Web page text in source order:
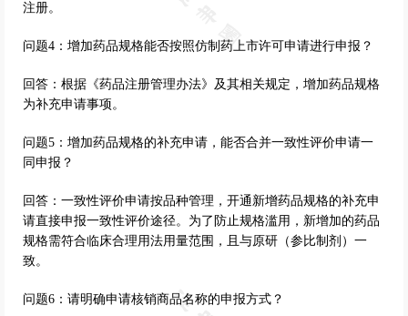
注册。
问题4：增加药品规格能否按照仿制药上市许可申请进行申报？
回答：根据《药品注册管理办法》及其相关规定，增加药品规格
为补充申请事项。
问题5：增加药品规格的补充申请，能否合并一致性评价申请一
同申报？
回答：一致性评价申请按品种管理，开通新增药品规格的补充申
请直接申报一致性评价途径。为了防止规格滥用，新增加的药品
规格需符合临床合理用法用量范围，且与原研（参比制剂）一
致。
问题6：请明确申请核销商品名称的申报方式？